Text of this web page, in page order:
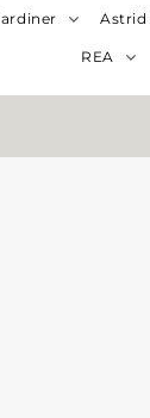
Astrid
REA